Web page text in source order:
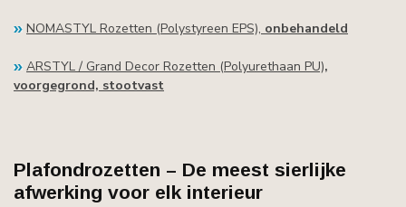
NOMASTYL Rozetten (Polystyreen EPS), onbehandeld
ARSTYL / Grand Decor Rozetten (Polyurethaan PU),
voorgegrond, stootvast
Plafondrozetten – De meest sierlijke
afwerking voor elk interieur